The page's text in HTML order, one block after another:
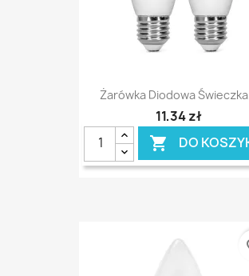
Żarówka Diodowa
11,34 zł
 DO